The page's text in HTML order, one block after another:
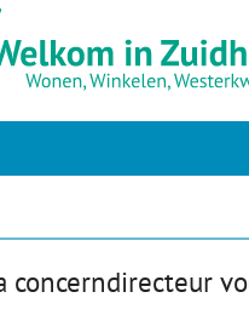
concerndirecteur